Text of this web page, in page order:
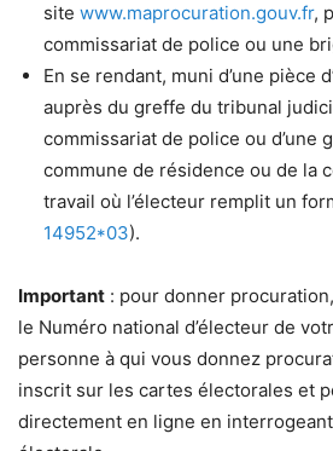
site www.maprocuration.gouv.fr,
commissariat de police ou une
En se rendant, muni d’une pièce
auprès du greffe du tribunal
commissariat de police ou d’une
commune de résidence ou de la
travail où l’électeur remplit un
14952*03).
Important : pour donner
le Numéro national d’électeur de
personne à qui vous donnez
inscrit sur les cartes électorales et
directement en ligne en